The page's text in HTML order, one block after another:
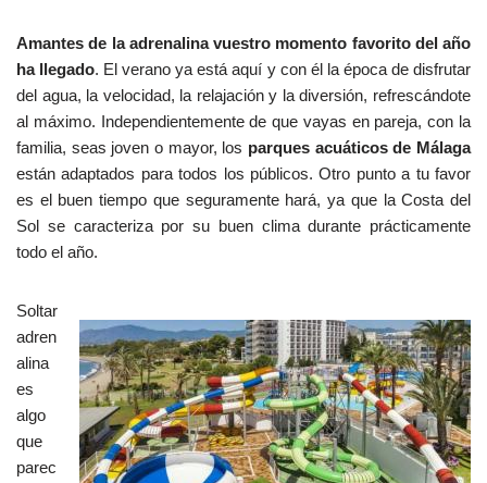
Amantes de la adrenalina vuestro momento favorito del año
ha llegado. El verano ya está aquí y con él la época de disfrutar
del agua, la velocidad, la relajación y la diversión, refrescándote
al máximo. Independientemente de que vayas en pareja, con la
familia, seas joven o mayor, los parques acuáticos de Málaga
están adaptados para todos los públicos. Otro punto a tu favor
es el buen tiempo que seguramente hará, ya que la Costa del
Sol se caracteriza por su buen clima durante prácticamente
todo el año.
Soltar
adren
alina
es
algo
que
parec